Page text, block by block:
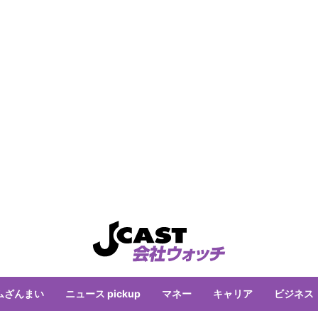
ざんまい ニュース pickup マネー キャリア ビジネス